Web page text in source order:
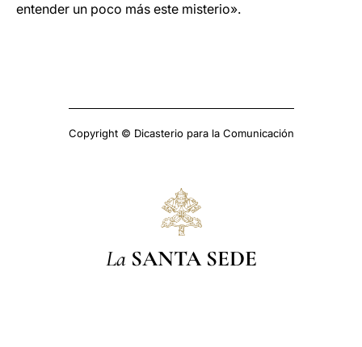
entender un poco más este misterio».
Copyright © Dicasterio para la Comunicación
La SANTA SEDE